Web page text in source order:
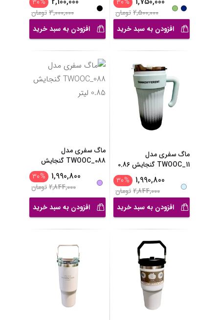
2,500,000تومان
افزودن به سبد خرید
3,000,000تومان
افزودن به سبد خرید
ماگ سفری مدل
TWOOC_11 گنجایش 0.86
1,990,800
%
30
2,844,000تومان
افزودن به سبد خرید
ماگ سفری مدل
TWOOC_088 گنجایش
...
1,990,800
%
30
2,844,000تومان
افزودن به سبد خرید